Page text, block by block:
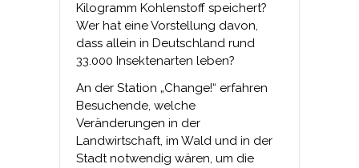
Kilogramm Kohlenstoff speichert?
Wer hat eine Vorstellung davon,
dass allein in Deutschland rund
33.000 Insektenarten leben?
An der Station „Change!“ erfahren
Besuchende, welche
Veränderungen in der
Landwirtschaft, im Wald und in der
Stadt notwendig wären, um die